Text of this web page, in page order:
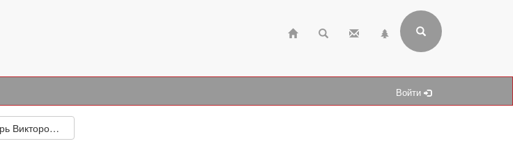
Войти
Краснов Игорь Викторович